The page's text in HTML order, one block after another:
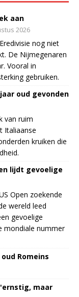
aan
2026
nog niet
De Nijmegenaren
Vooral in
gebruiken.
oud gevonden
van ruim
Italiaanse
kruiken die
lijdt gevoelige
Open zoekende
wereld leed
gevoelige
mondiale nummer
Romeins
maar